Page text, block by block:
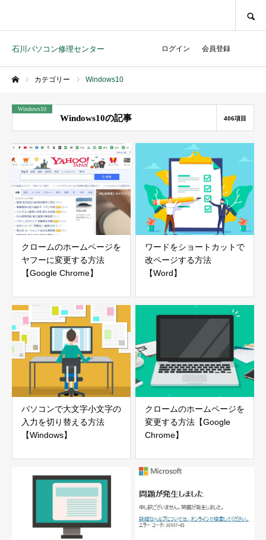
石川パソコン修理センター ログイン 会員登録
カテゴリー Windows10
Windows10
Windows10の記事 406項目
クロームのホームページを
ヤフーに変更する方法
【Google Chrome】
ワードをショートカットで
改ページする方法
【Word】
パソコンで大文字小文字の
入力を切り替える方法
【Windows】
クロームのホームページを
変更する方法【Google
Chrome】